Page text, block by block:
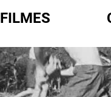
FILMES